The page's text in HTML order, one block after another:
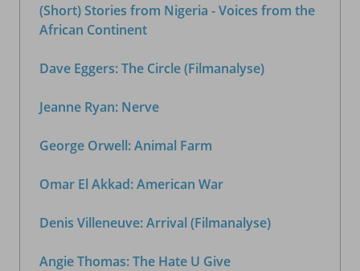
(Short) Stories from Nigeria - Voices from the
African Continent
Dave Eggers: The Circle (Filmanalyse)
Jeanne Ryan: Nerve
George Orwell: Animal Farm
Omar El Akkad: American War
Denis Villeneuve: Arrival (Filmanalyse)
Angie Thomas: The Hate U Give